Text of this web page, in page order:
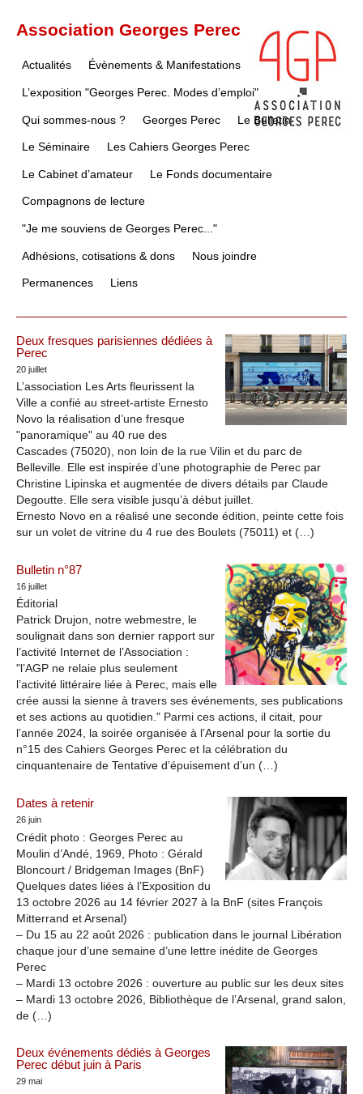
Association Georges Perec
Actualités Évènements & Manifestations
L’exposition "Georges Perec. Modes d’emploi"
Qui sommes-nous ? Georges Perec Le Bulletin
Le Séminaire Les Cahiers Georges Perec
Le Cabinet d’amateur Le Fonds documentaire
Compagnons de lecture
"Je me souviens de Georges Perec..."
Adhésions, cotisations & dons Nous joindre
Permanences Liens
Articles les plus récents
Deux fresques parisiennes dédiées à
Perec
20 juillet
L’association Les Arts fleurissent la
Ville a confié au street-artiste Ernesto
Novo la réalisation d’une fresque
"panoramique" au 40 rue des
Cascades (75020), non loin de la rue Vilin et du parc de
Belleville. Elle est inspirée d’une photographie de Perec par
Christine Lipinska et augmentée de divers détails par Claude
Degoutte. Elle sera visible jusqu’à début juillet.
Ernesto Novo en a réalisé une seconde édition, peinte cette fois
sur un volet de vitrine du 4 rue des Boulets (75011) et (…)
Bulletin n°87
16 juillet
Éditorial
Patrick Drujon, notre webmestre, le
soulignait dans son dernier rapport sur
l’activité Internet de l’Association :
"l’AGP ne relaie plus seulement
l’activité littéraire liée à Perec, mais elle
crée aussi la sienne à travers ses événements, ses publications
et ses actions au quotidien." Parmi ces actions, il citait, pour
l’année 2024, la soirée organisée à l’Arsenal pour la sortie du
n°15 des Cahiers Georges Perec et la célébration du
cinquantenaire de Tentative d’épuisement d’un (…)
Dates à retenir
26 juin
Crédit photo : Georges Perec au
Moulin d’Andé, 1969, Photo : Gérald
Bloncourt / Bridgeman Images (BnF)
Quelques dates liées à l’Exposition du
13 octobre 2026 au 14 février 2027 à la BnF (sites François
Mitterrand et Arsenal)
– Du 15 au 22 août 2026 : publication dans le journal Libération
chaque jour d’une semaine d’une lettre inédite de Georges
Perec
– Mardi 13 octobre 2026 : ouverture au public sur les deux sites
– Mardi 13 octobre 2026, Bibliothèque de l’Arsenal, grand salon,
de (…)
Deux événements dédiés à Georges
Perec début juin à Paris
29 mai